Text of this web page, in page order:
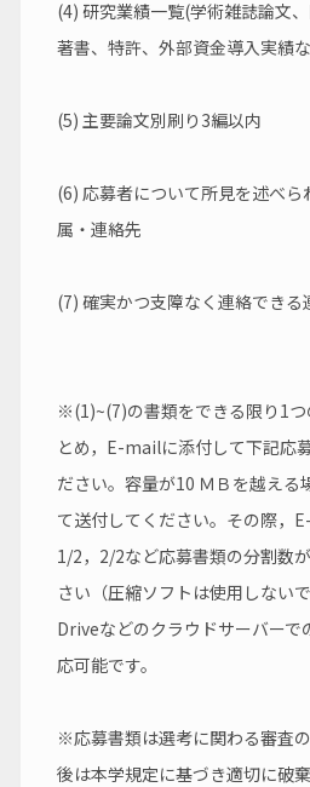
(4) 研究業績一覧(学術雑誌論文
著書、特許、外部資金導入実績
(5) 主要論文別刷り3編以内
(6) 応募者について所見を述べ
属・連絡先
(7) 確実かつ支障なく連絡できる
※(1)~(7)の書類をできる限り1つ
とめ，E-mailに添付して下記応
ださい。容量が10 ＭＢを越える
て送付してください。その際，
1/2，2/2など応募書類の分割数
さい（圧縮ソフトは使⽤しない
Driveなどのクラウドサーバーで
応可能です。
※応募書類は選考に関わる審査
後は本学規定に基づき適切に破棄